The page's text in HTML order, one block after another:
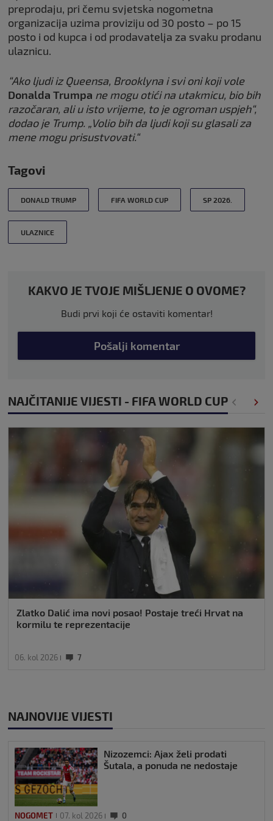
preprodaju, pri čemu svjetska nogometna
organizacija uzima proviziju od 30 posto – po 15
posto i od kupca i od prodavatelja za svaku prodanu
ulaznicu.
“Ako ljudi iz Queensa, Brooklyna i svi oni koji vole
Donalda Trumpa ne mogu otići na utakmicu, bio bih
razočaran, ali u isto vrijeme, to je ogroman uspjeh“,
dodao je Trump. „Volio bih da ljudi koji su glasali za
mene mogu prisustvovati.“
Tagovi
DONALD TRUMP FIFA WORLD CUP SP 2026.
ULAZNICE
KAKVO JE TVOJE MIŠLJENJE O OVOME?
Budi prvi koji će ostaviti komentar!
Pošalji komentar
NAJČITANIJE VIJESTI - FIFA WORLD CUP
Zlatko Dalić ima novi posao! Postaje treći Hrvat na
kormilu te reprezentacije
06. kol 2026 7
NAJNOVIJE VIJESTI
Nizozemci: Ajax želi prodati
Šutala, a ponuda ne nedostaje
NOGOMET 07. kol 2026 0